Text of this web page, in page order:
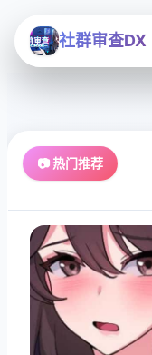
社群审查DX
📷 热门推荐